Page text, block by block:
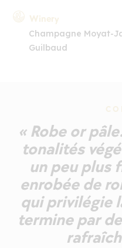
Winery
Champagne Moyat-
Guilbaud
« Robe or
tonalités
un peu plus
enrobée de
qui privilégie
termine par